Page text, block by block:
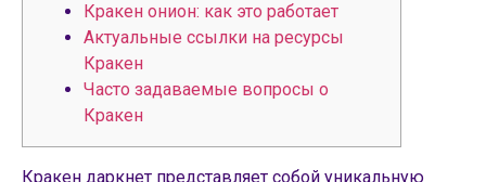
Кракен онион: как это работает
Актуальные ссылки на ресурсы
Кракен
Часто задаваемые вопросы о
Кракен
Кракен даркнет представляет собой уникальную